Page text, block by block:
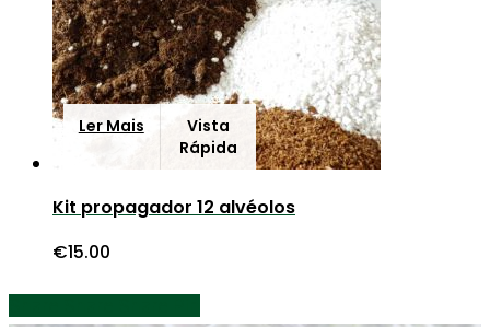
Ler Mais
Vista
Rápida
Kit propagador 12 alvéolos
€15.00